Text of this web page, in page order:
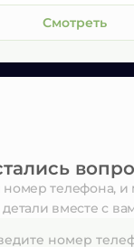
Смотреть
номер телефона,
детали вместе с